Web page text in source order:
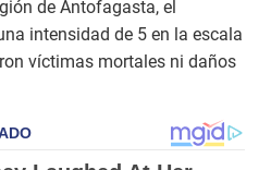
de Antofagasta, el
intensidad de 5 en la escala
víctimas mortales ni daños